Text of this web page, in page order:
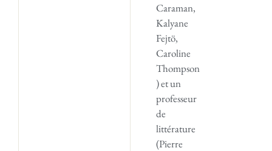
Caraman,
Kalyane
Fejtö,
Caroline
Thompson
) et un
professeur
de
littérature
(Pierre